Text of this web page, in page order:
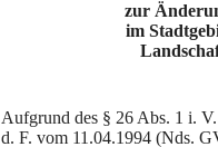
zur
im
Aufgrund des § 26 Abs. 1 i.
d. F. vom 11.04.1994 (Nds.